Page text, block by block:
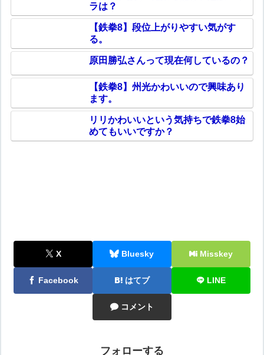
ラは？
【鉄拳8】段位上がりやすい気がす
る。
原田勝弘さんって現在何しているの？
【鉄拳8】州光かわいいので興味あり
ます。
リリかわいいという気持ちで鉄拳8始
めてもいいですか？
X Bluesky Misskey
Facebook はてブ LINE
コメント
フォローする